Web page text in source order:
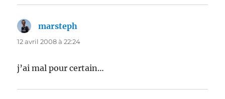
marsteph
12 avril 2008 à 22:24
j’ai mal pour certain…